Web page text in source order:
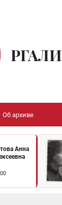
РГАЛИ
Об архиве
Анна